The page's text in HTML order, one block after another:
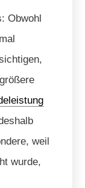
Obwohl
weil
wurde,